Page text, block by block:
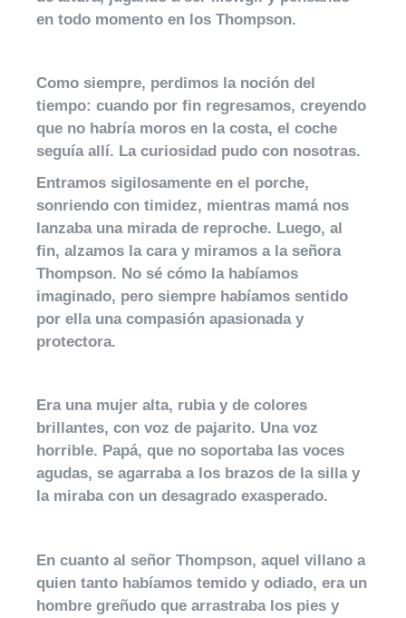
en todo momento en los Thompson.
Como siempre, perdimos la noción del
tiempo: cuando por fin regresamos, creyendo
que no habría moros en la costa, el coche
seguía allí. La curiosidad pudo con nosotras.
Entramos sigilosamente en el porche,
sonriendo con timidez, mientras mamá nos
lanzaba una mirada de reproche. Luego, al
fin, alzamos la cara y miramos a la señora
Thompson. No sé cómo la habíamos
imaginado, pero siempre habíamos sentido
por ella una compasión apasionada y
protectora.
Era una mujer alta, rubia y de colores
brillantes, con voz de pajarito. Una voz
horrible. Papá, que no soportaba las voces
agudas, se agarraba a los brazos de la silla y
la miraba con un desagrado exasperado.
En cuanto al señor Thompson, aquel villano a
quien tanto habíamos temido y odiado, era un
hombre greñudo que arrastraba los pies y